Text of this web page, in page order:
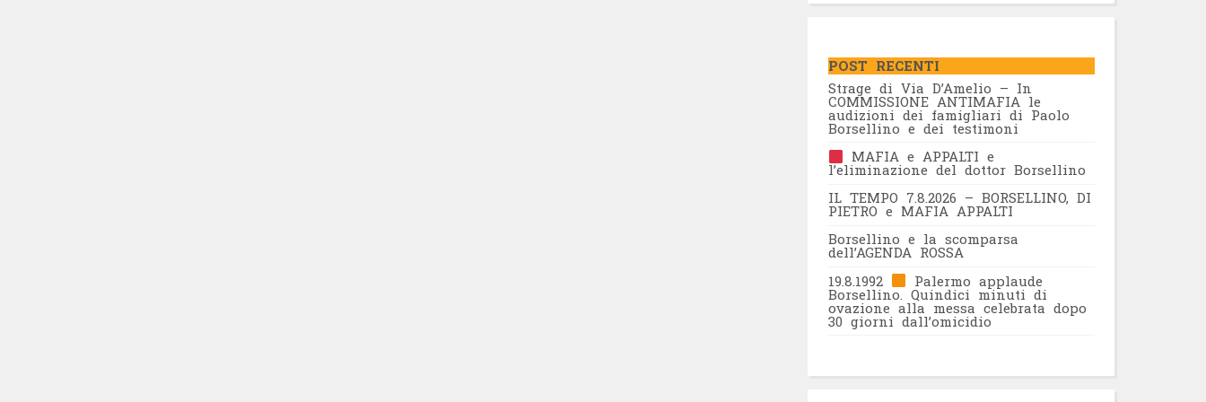
POST RECENTI
Strage di Via D’Amelio – In
COMMISSIONE ANTIMAFIA le
audizioni dei famigliari di Paolo
Borsellino e dei testimoni
MAFIA e APPALTI e
l’eliminazione del dottor Borsellino
IL TEMPO 7.8.2026 – BORSELLINO, DI
PIETRO e MAFIA APPALTI
Borsellino e la scomparsa
dell’AGENDA ROSSA
19.8.1992
Palermo applaude
Borsellino. Quindici minuti di
ovazione alla messa celebrata dopo
30 giorni dall’omicidio